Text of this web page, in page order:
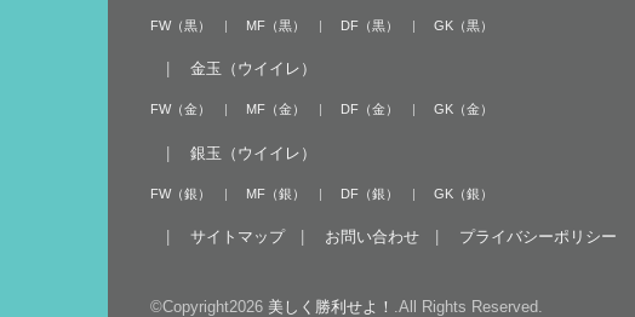
FW（黒） MF（黒） DF（黒） GK（黒）
金玉（ウイイレ）
FW（金） MF（金） DF（金） GK（金）
銀玉（ウイイレ）
FW（銀） MF（銀） DF（銀） GK（銀）
サイトマップ お問い合わせ プライバシーポリシー
©Copyright2026 美しく勝利せよ！ .All Rights Reserved.